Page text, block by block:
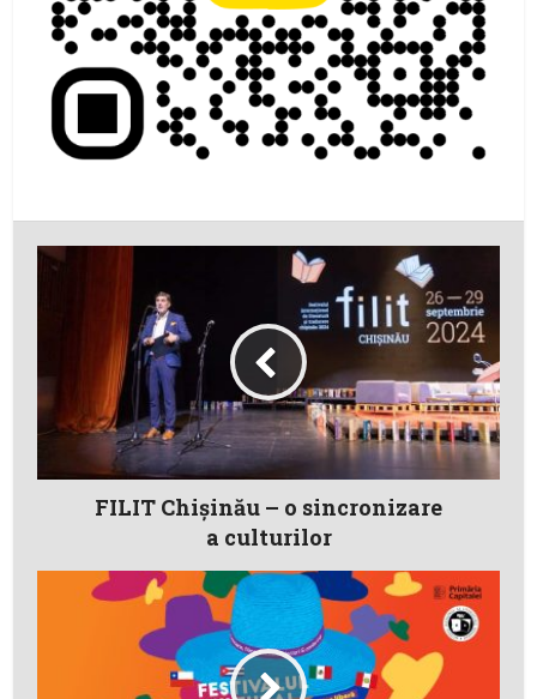
FILIT Chișinău – o sincronizare
a culturilor